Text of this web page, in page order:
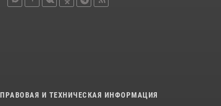
ПРАВОВАЯ И ТЕХНИЧЕСКАЯ ИНФОРМАЦИЯ